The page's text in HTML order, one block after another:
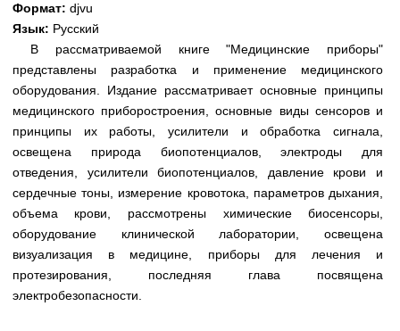
Статьи
Новости (244)
Медицинская стандартизация
Нормативы экстренной и неотложной помощи
Нормы лабораторных и инструментальных
исследований
Обратная связь
Добавить материал
FAQ
Формат: djvu
Язык: Русский
В рассматриваемой книге "Медицинские приборы"
представлены разработка и применение медицинского
оборудования. Издание рассматривает основные принципы
медицинского приборостроения, основные виды сенсоров и
принципы их работы, усилители и обработка сигнала,
освещена природа биопотенциалов, электроды для
отведения, усилители биопотенциалов, давление крови и
сердечные тоны, измерение кровотока, параметров дыхания,
объема крови, рассмотрены химические биосенсоры,
оборудование клинической лаборатории, освещена
визуализация в медицине, приборы для лечения и
протезирования, последняя глава посвящена
электробезопасности.